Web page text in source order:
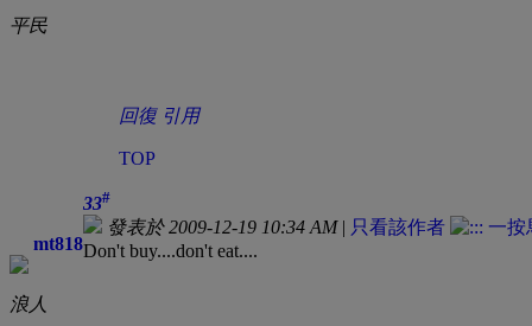
平民
回復 引用
TOP
mt818
浪人
33#
發表於 2009-12-19 10:34 AM| 只看該作者
Don't buy....don't eat....